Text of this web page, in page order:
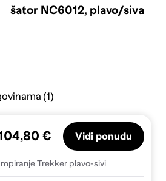
šator NC6012, plavo/siva
(1)
Trekker plavo-sivi
€ Vidi ponudu